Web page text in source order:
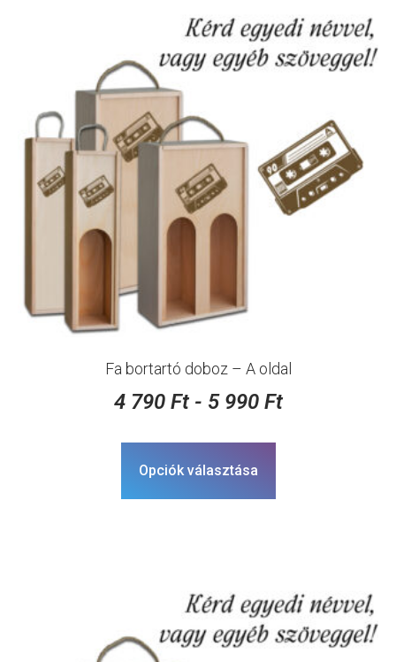
Fa bortartó doboz – A oldal
4 790 Ft- 5 990 Ft
Opciók választása